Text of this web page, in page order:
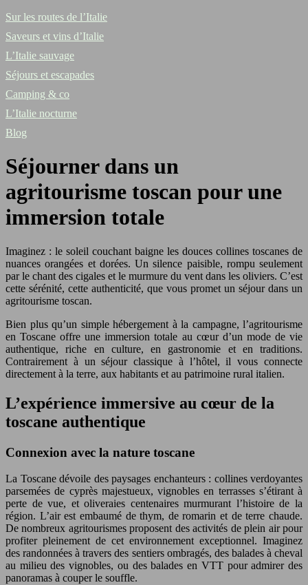
Sur les routes de l’Italie
Saveurs et vins d’Italie
L’Italie sauvage
Séjours et escapades
Camping & co
L’Italie nocturne
Blog
Séjourner dans un
agritourisme toscan pour une
immersion totale
Imaginez : le soleil couchant baigne les douces collines toscanes de
nuances orangées et dorées. Un silence paisible, rompu seulement
par le chant des cigales et le murmure du vent dans les oliviers. C’est
cette sérénité, cette authenticité, que vous promet un séjour dans un
agritourisme toscan.
Bien plus qu’un simple hébergement à la campagne, l’agritourisme
en Toscane offre une immersion totale au cœur d’un mode de vie
authentique, riche en culture, en gastronomie et en traditions.
Contrairement à un séjour classique à l’hôtel, il vous connecte
directement à la terre, aux habitants et au patrimoine rural italien.
L’expérience immersive au cœur de la
toscane authentique
Connexion avec la nature toscane
La Toscane dévoile des paysages enchanteurs : collines verdoyantes
parsemées de cyprès majestueux, vignobles en terrasses s’étirant à
perte de vue, et oliveraies centenaires murmurant l’histoire de la
région. L’air est embaumé de thym, de romarin et de terre chaude.
De nombreux agritourismes proposent des activités de plein air pour
profiter pleinement de cet environnement exceptionnel. Imaginez
des randonnées à travers des sentiers ombragés, des balades à cheval
au milieu des vignobles, ou des balades en VTT pour admirer des
panoramas à couper le souffle.